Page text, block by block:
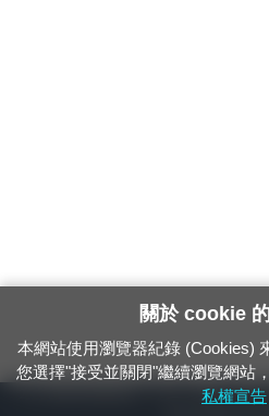
24小時緊急通報電話：1933（市話、手機
關於 cookie
本網站使用瀏覽器紀錄 (Cookies)
您選擇"接受並關閉"繼續瀏覽網站
私權宣告